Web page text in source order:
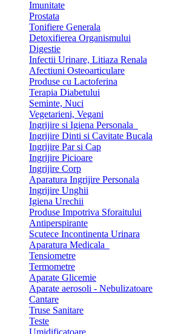
Imunitate
Prostata
Tonifiere Generala
Detoxifierea Organismului
Digestie
Infectii Urinare, Litiaza Renala
Afectiuni Osteoarticulare
Produse cu Lactoferina
Terapia Diabetului
Seminte, Nuci
Vegetarieni, Vegani
Ingrijire si Igiena Personala
Ingrijire Dinti si Cavitate Bucala
Ingrijire Par si Cap
Ingrijire Picioare
Ingrijire Corp
Aparatura Ingrijire Personala
Ingrijire Unghii
Igiena Urechii
Produse Impotriva Sforaitului
Antiperspirante
Scutece Incontinenta Urinara
Aparatura Medicala
Tensiometre
Termometre
Aparate Glicemie
Aparate aerosoli - Nebulizatoare
Cantare
Truse Sanitare
Teste
Umidificatoare